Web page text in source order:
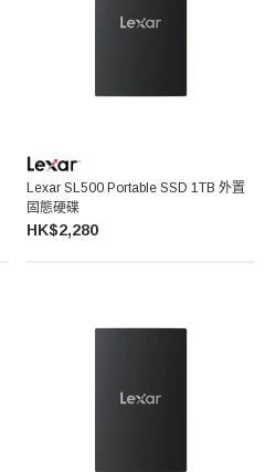
Lexar SL500 Portable SSD 1TB 外置
固態硬碟
HK$2,280